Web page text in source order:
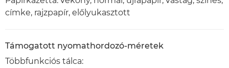
címke, rajzpapír, előlyukasztott
Támogatott nyomathordozó-méretek
Többfunkciós tálca: